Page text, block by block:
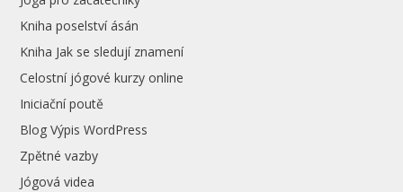
Kniha poselství ásán
Kniha Jak se sledují znamení
Celostní jógové kurzy online
Iniciační poutě
Blog Výpis WordPress
Zpětné vazby
Jógová videa